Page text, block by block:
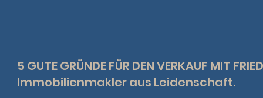
5 GUTE GRÜNDE FÜR DEN VERKAUF MIT
Immobilienmakler aus Leidenschaft.